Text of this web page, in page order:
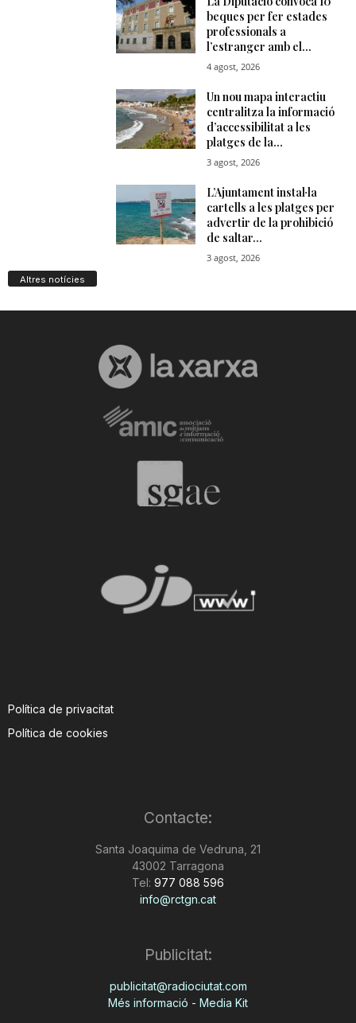
Altres notícies
Política de privacitat
Política de cookies
Contacte:
Santa Joaquima de Vedruna, 21
43002 Tarragona
Tel: 977 088 596
info@rctgn.cat
Publicitat:
publicitat@radiociutat.com
Més informació - Media Kit